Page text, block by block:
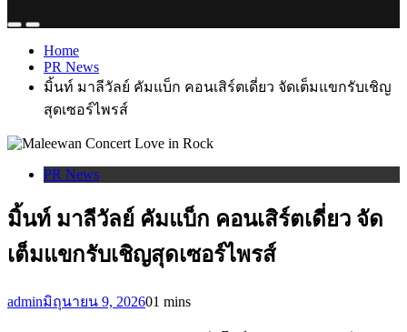
Home
PR News
มิ้นท์ มาลีวัลย์ คัมแบ็ก คอนเสิร์ตเดี่ยว จัดเต็มแขกรับเชิญ
สุดเซอร์ไพรส์
PR News
มิ้นท์ มาลีวัลย์ คัมแบ็ก คอนเสิร์ตเดี่ยว จัด
เต็มแขกรับเชิญสุดเซอร์ไพรส์
adminมิถุนายน 9, 202601 mins